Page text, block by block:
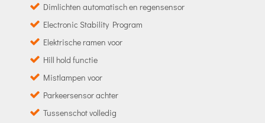
Dimlichten automatisch en regensensor
Electronic Stability Program
Elektrische ramen voor
Hill hold functie
Mistlampen voor
Parkeersensor achter
Tussenschot volledig